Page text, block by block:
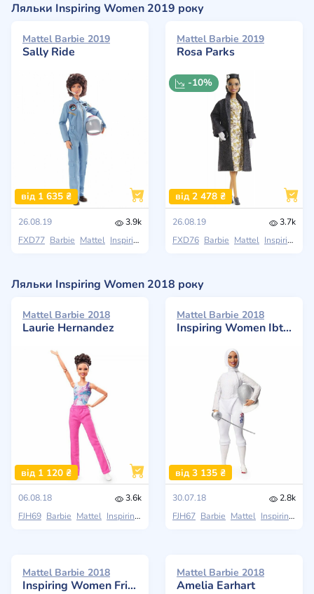
Ляльки Inspiring Women 2019 року
Mattel Barbie 2019
Sally Ride
від 1 635 ₴
26.08.19
3.9k
FXD77 Barbie Mattel Inspiring Women
Mattel Barbie 2019
Rosa Parks
-10%
від 2 478 ₴
26.08.19
3.7k
FXD76 Barbie Mattel Inspiring Women
Ляльки Inspiring Women 2018 року
Mattel Barbie 2018
Laurie Hernandez
від 1 120 ₴
06.08.18
3.6k
FJH69 Barbie Mattel Inspiring Women
Mattel Barbie 2018
Inspiring Women Ibtihaj Muhammad Doll FJH67
від 3 135 ₴
30.07.18
2.8k
FJH67 Barbie Mattel Inspiring Women
Mattel Barbie 2018
Inspiring Women Frida Kahlo Doll
Mattel Barbie 2018
Amelia Earhart